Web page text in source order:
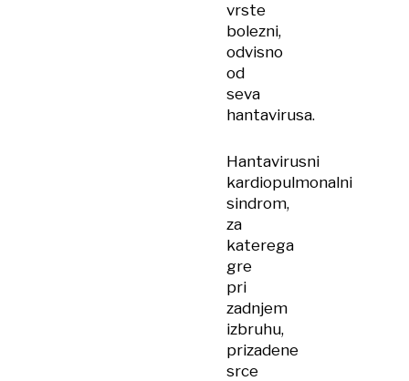
vrste
bolezni,
odvisno
od
seva
hantavirusa.
Hantavirusni
kardiopulmonalni
sindrom,
za
katerega
gre
pri
zadnjem
izbruhu,
prizadene
srce